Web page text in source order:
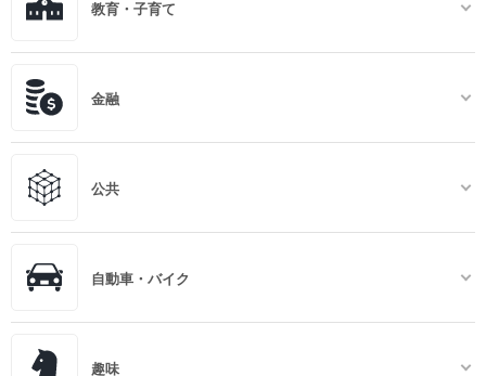
教育・子育て
金融
公共
自動車・バイク
趣味